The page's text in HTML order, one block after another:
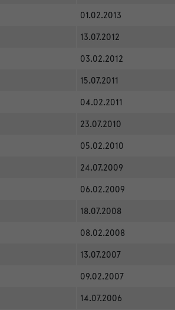
01.02.2013
13.07.2012
03.02.2012
15.07.2011
04.02.2011
23.07.2010
05.02.2010
24.07.2009
06.02.2009
18.07.2008
08.02.2008
13.07.2007
09.02.2007
14.07.2006